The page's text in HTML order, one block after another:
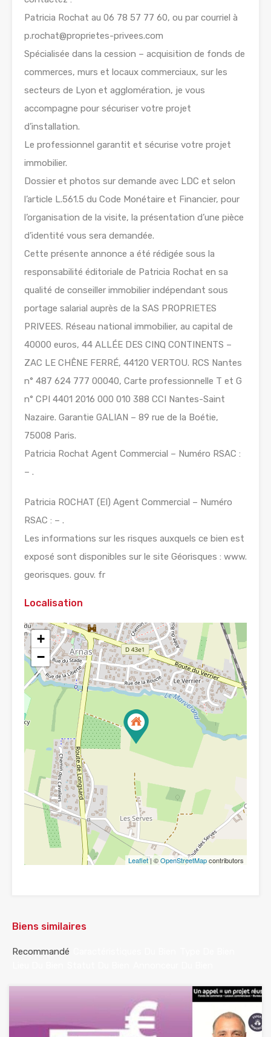
Patricia Rochat au 06 78 57 77 60, ou par courriel à
p.rochat@proprietes-privees.com
Spécialisée dans la cession – acquisition de fonds de
commerces, murs et locaux commerciaux, sur les
secteurs de Lyon et agglomération, je vous
accompagne pour sécuriser votre projet
d’installation.
Le professionnel garantit et sécurise votre projet
immobilier.
Dossier et photos sur demande avec LDC et selon
l’article L.561.5 du Code Monétaire et Financier, pour
l’organisation de la visite, la présentation d’une pièce
d’identité vous sera demandée.
Cette présente annonce a été rédigée sous la
responsabilité éditoriale de Patricia Rochat en sa
qualité de conseiller immobilier indépendant sous
portage salarial auprès de la SAS PROPRIETES
PRIVEES. Réseau national immobilier, au capital de
40000 euros, 44 ALLÉE DES CINQ CONTINENTS –
ZAC LE CHÊNE FERRÉ, 44120 VERTOU. RCS Nantes
n° 487 624 777 00040, Carte professionnelle T et G
n° CPI 4401 2016 000 010 388 CCI Nantes-Saint
Nazaire. Garantie GALIAN – 89 rue de la Boétie,
75008 Paris.
Patricia Rochat Agent Commercial – Numéro RSAC :
– .
Patricia ROCHAT (EI) Agent Commercial – Numéro
RSAC : – .
Les informations sur les risques auxquels ce bien est
exposé sont disponibles sur le site Géorisques : www.
georisques. gouv. fr
Localisation
+
−
Leaflet| ©OpenStreetMapcontributors
Biens similaires
Recommandé